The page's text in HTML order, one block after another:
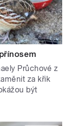
Průchové z
za křik
být